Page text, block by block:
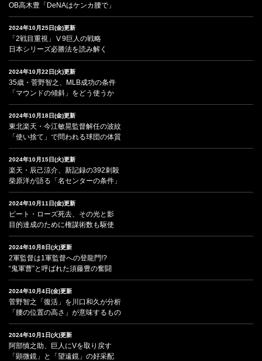
OB高木豊「DeNAはケンカ腰で」
2024年10月25日(金)更新
「2戦目重視」Ⅴ9巨人の戦略
日本シリーズ必勝法を読み解く
2024年10月22日(火)更新
35歳・菅野智之、MLB成功の条件
「マウンドの傾斜」をどう使うか
2024年10月18日(金)更新
東北楽天・今江敏晃監督解任の波紋
「使い捨て」で問われる球団の体質
2024年10月15日(火)更新
楽天・辰己涼介、新記録の392刺殺
柴原洋が語る「名センターの条件」
2024年10月11日(金)更新
ピート・ローズ死去、その光と影
目的達成のために権謀術数も駆使
2024年10月8日(火)更新
2軍監督は1軍監督への登龍門!?
“鬼軍曹”と呼ばれた須藤豊の奮闘
2024年10月4日(金)更新
菅野智之「復活」を川口和久が分析
「腰の位置の高さ」が意味するもの
2024年10月1日(火)更新
阿部慎之助、巨人にVを取り戻す
「顕微鏡」と「望遠鏡」の好采配